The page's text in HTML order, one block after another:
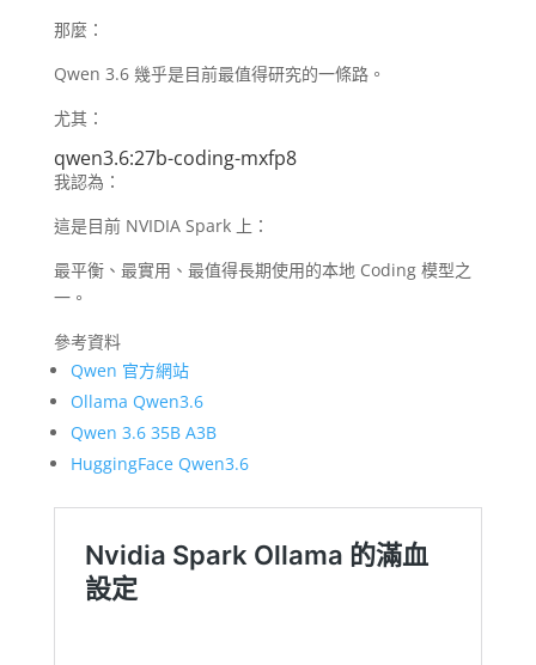
那麼：
Qwen 3.6 幾乎是目前最值得研究的一條路。
尤其：
qwen3.6:27b-coding-mxfp8
我認為：
這是目前 NVIDIA Spark 上：
最平衡、最實用、最值得長期使用的本地 Coding 模型之
一。
參考資料
Qwen 官方網站
Ollama Qwen3.6
Qwen 3.6 35B A3B
HuggingFace Qwen3.6